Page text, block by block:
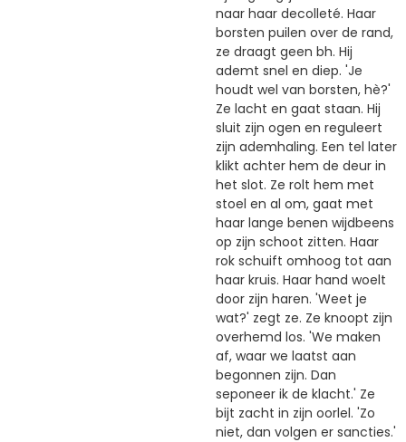
naar haar decolleté. Haar
borsten puilen over de rand,
ze draagt geen bh. Hij
ademt snel en diep. 'Je
houdt wel van borsten, hè?'
Ze lacht en gaat staan. Hij
sluit zijn ogen en reguleert
zijn ademhaling. Een tel later
klikt achter hem de deur in
het slot. Ze rolt hem met
stoel en al om, gaat met
haar lange benen wijdbeens
op zijn schoot zitten. Haar
rok schuift omhoog tot aan
haar kruis. Haar hand woelt
door zijn haren. 'Weet je
wat?' zegt ze. Ze knoopt zijn
overhemd los. 'We maken
af, waar we laatst aan
begonnen zijn. Dan
seponeer ik de klacht.' Ze
bijt zacht in zijn oorlel. 'Zo
niet, dan volgen er sancties.'